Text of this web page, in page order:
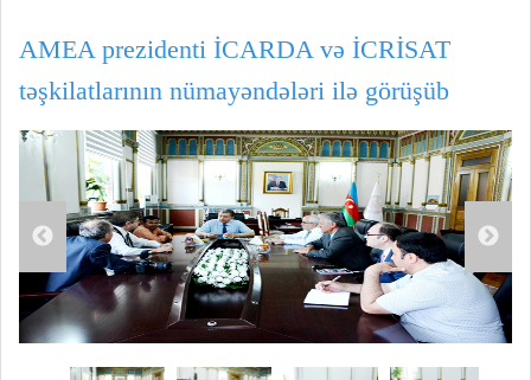
AMEA prezidenti İCARDA və İCRİSAT
təşkilatlarının nümayəndələri ilə görüşüb